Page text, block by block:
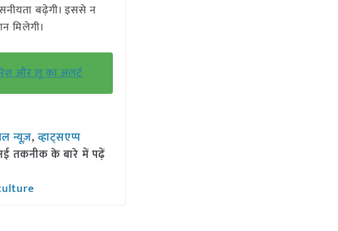
बढ़ेगी। इससे न
मिलेगी।
और लू का अलर्ट
न्यूज़,व्हाट्सएप्प
तकनीक के बारे में पढ़ें